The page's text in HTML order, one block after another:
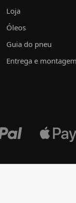
Loja
Óleos
Guia do pneu
Entrega e montagem